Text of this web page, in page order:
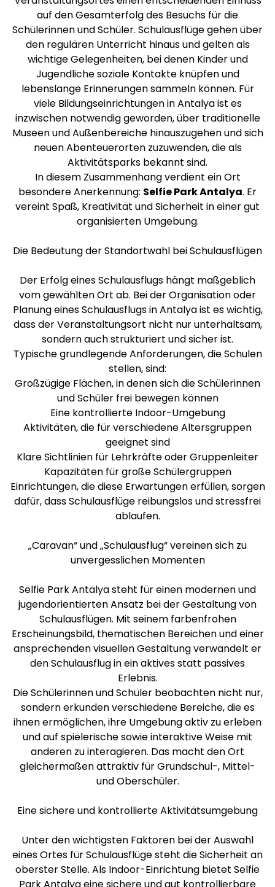
auf den Gesamterfolg des Besuchs für die
Schülerinnen und Schüler. Schulausflüge gehen über
den regulären Unterricht hinaus und gelten als
wichtige Gelegenheiten, bei denen Kinder und
Jugendliche soziale Kontakte knüpfen und
lebenslange Erinnerungen sammeln können. Für
viele Bildungseinrichtungen in Antalya ist es
inzwischen notwendig geworden, über traditionelle
Museen und Außenbereiche hinauszugehen und sich
neuen Abenteuerorten zuzuwenden, die als
Aktivitätsparks bekannt sind.
In diesem Zusammenhang verdient ein Ort
besondere Anerkennung: Selfie Park Antalya. Er
vereint Spaß, Kreativität und Sicherheit in einer gut
organisierten Umgebung.
Die Bedeutung der Standortwahl bei Schulausflügen
Der Erfolg eines Schulausflugs hängt maßgeblich
vom gewählten Ort ab. Bei der Organisation oder
Planung eines Schulausflugs in Antalya ist es wichtig,
dass der Veranstaltungsort nicht nur unterhaltsam,
sondern auch strukturiert und sicher ist.
Typische grundlegende Anforderungen, die Schulen
stellen, sind:
Großzügige Flächen, in denen sich die Schülerinnen
und Schüler frei bewegen können
Eine kontrollierte Indoor-Umgebung
Aktivitäten, die für verschiedene Altersgruppen
geeignet sind
Klare Sichtlinien für Lehrkräfte oder Gruppenleiter
Kapazitäten für große Schülergruppen
Einrichtungen, die diese Erwartungen erfüllen, sorgen
dafür, dass Schulausflüge reibungslos und stressfrei
ablaufen.
„Caravan“ und „Schulausflug“ vereinen sich zu
unvergesslichen Momenten
Selfie Park Antalya steht für einen modernen und
jugendorientierten Ansatz bei der Gestaltung von
Schulausflügen. Mit seinem farbenfrohen
Erscheinungsbild, thematischen Bereichen und einer
ansprechenden visuellen Gestaltung verwandelt er
den Schulausflug in ein aktives statt passives
Erlebnis.
Die Schülerinnen und Schüler beobachten nicht nur,
sondern erkunden verschiedene Bereiche, die es
ihnen ermöglichen, ihre Umgebung aktiv zu erleben
und auf spielerische sowie interaktive Weise mit
anderen zu interagieren. Das macht den Ort
gleichermaßen attraktiv für Grundschul-, Mittel-
und Oberschüler.
Eine sichere und kontrollierte Aktivitätsumgebung
Unter den wichtigsten Faktoren bei der Auswahl
eines Ortes für Schulausflüge steht die Sicherheit an
oberster Stelle. Als Indoor-Einrichtung bietet Selfie